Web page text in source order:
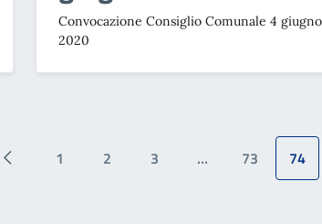
Convocazione Consiglio Comunale 4 giugno
2020
1 2 3 … 73 74